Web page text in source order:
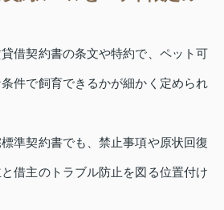
借契約書の条文や特約で、ペット可
件で飼育できるかが細かく定められ
準契約書でも、禁止事項や原状回復
借主のトラブル防止を図る位置付け